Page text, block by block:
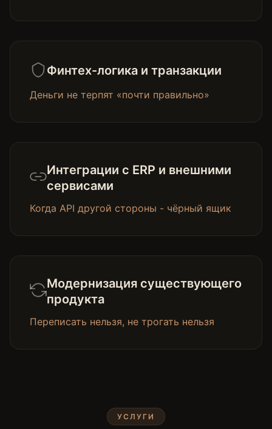
Финтех-логика и транзакции
Деньги не терпят «почти правильно»
Интеграции с ERP и внешними
сервисами
Когда API другой стороны - чёрный ящик
Модернизация существующего
продукта
Переписать нельзя, не трогать нельзя
УСЛУГИ